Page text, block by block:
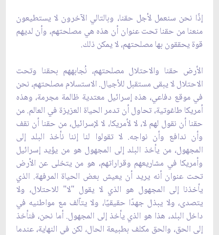
إذًا نحن سنعمل لأجل حقنا، وبالتالي الآخرون لا يستطيعون
منعنا من حقنا تحت عنوان أن هذه هي مصلحتهم، وأن لديهم
قوة يحققون بها مصلحتهم، لا يمكن ذلك.
الأرض حقنا والاحتلال مصلحتهم، نُجابههم بحقنا وتحت
الاحتلال لا يبقى مستقبل للأجيال. الاستسلام مصلحتهم، نحن
في موقع دفاعي، هذه إسرائيل معتدية ظالمة مجرمة، وهذه
أمريكا طاغوتية، تحاول أن تدمر الحياة العزيزة في العالم. من
حقنا أن نقول لهم لا، لا لأمريكا، لا لإسرائيل، من حقنا أن نقف
وأن ندافع وأن نواجه. لا تقولوا لنا إننا نأخذ البلد إلى
المجهول، من يأخذ البلد إلى المجهول هو من يؤيد إسرائيل
وأمريكا في مشاريعهم وقراراتهم، هو من يتخلى عن الأرض
تحت عنوان أنه يريد أن يعيش بعض الحياة المرفهة. الذي
يأخذنا إلى المجهول هو الذي لا يقول "لا" للاحتلال، ولا
يتصدى، ولا يبذل جهدًا حقيقيًا، ولا يتآلف مع مواطنيه في
داخل البلد، هذا هو الذي يأخذ إلى المجهول. أما نحن، فنأخذ
إلى الحق، والحق مكلف بطبيعة الحال، لكن في النهاية، عندما